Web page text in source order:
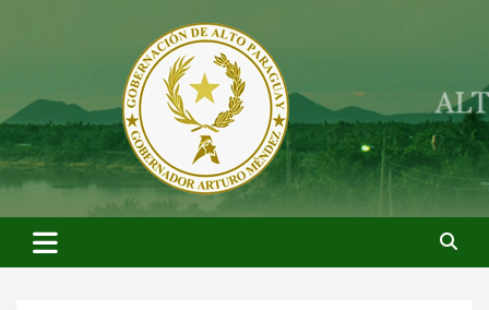
ARTUROMENDEZ.ORG
ARTURO MENDEZ GOBERNADOR 2023